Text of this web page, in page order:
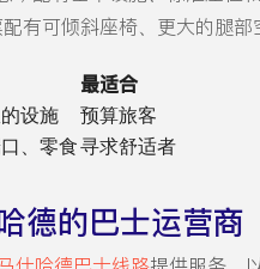
配有可倾斜座椅、更大的腿
最适合
设施
预算旅客
、零食寻求舒适者
德的巴士运营商